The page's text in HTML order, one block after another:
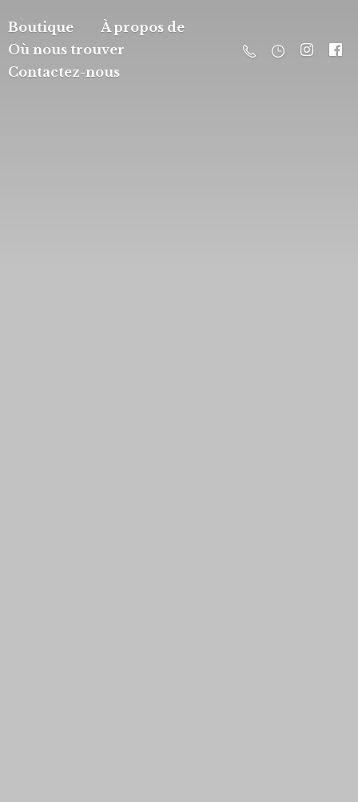
Boutique
À propos de
Où nous trouver
Contactez-nous